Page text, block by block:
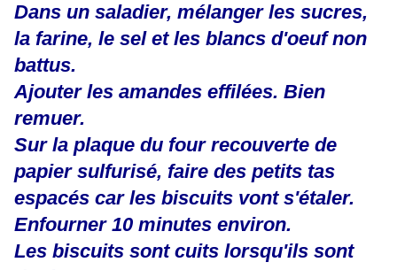
Dans un saladier, mélanger les sucres,
la farine, le sel et les blancs d'oeuf non
battus.
Ajouter les amandes effilées. Bien
remuer.
Sur la plaque du four recouverte de
papier sulfurisé, faire des petits tas
espacés car les biscuits vont s'étaler.
Enfourner 10 minutes environ.
Les biscuits sont cuits lorsqu'ils sont